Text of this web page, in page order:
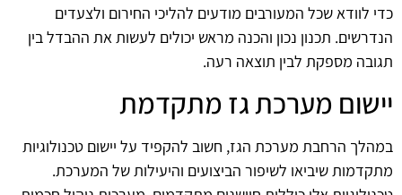
כדי לוודא שכל המעורבים מודעים להליכי החירום ולצעדים
הנדרשים. תכנון נכון והכנה מראש יכולים לעשות את ההבדל בין
תגובה מספקת לבין תוצאה רעה.
יישום מערכת גז מתקדמת
במהלך הרחבת מערכת הגז, חשוב להקפיד על יישום טכנולוגיות
מתקדמות שיביאו לשיפור הביצועים והיעילות של המערכת.